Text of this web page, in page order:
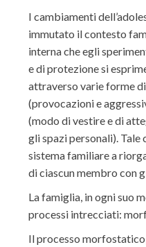
I cambiamenti
immutato il contesto
interna che egli
e di protezione si
attraverso varie forme
(provocazioni e
(modo di vestire e di
gli spazi personali).
sistema familiare a
di ciascun membro con
La famiglia, in ogni suo
processi intrecciati:
Il processo